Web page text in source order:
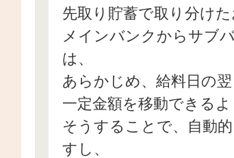
先取り貯蓄で取り分けた
メインバンクからサブ
は、
あらかじめ、給料日の
一定金額を移動できる
そうすることで、自動
すし、